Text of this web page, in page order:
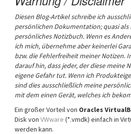
Diesen Blog-Artikel schreibe ich
persönlichen Dokumentation; quasi
persönliches Notizbuch. Wenn es
ich mich, übernehme aber keinerlei
bzw. die Fehlerfreiheit meiner Notizen.
darauf hin, dass jeder, der diese meine
eigene Gefahr tut. Wenn ich
sind dies ausschließlich meine
mit dem einen Gerät, welches ich
Ein großer Vorteil von Oracles
Disk von VWware (*.vmdk) einfach in
werden kann.